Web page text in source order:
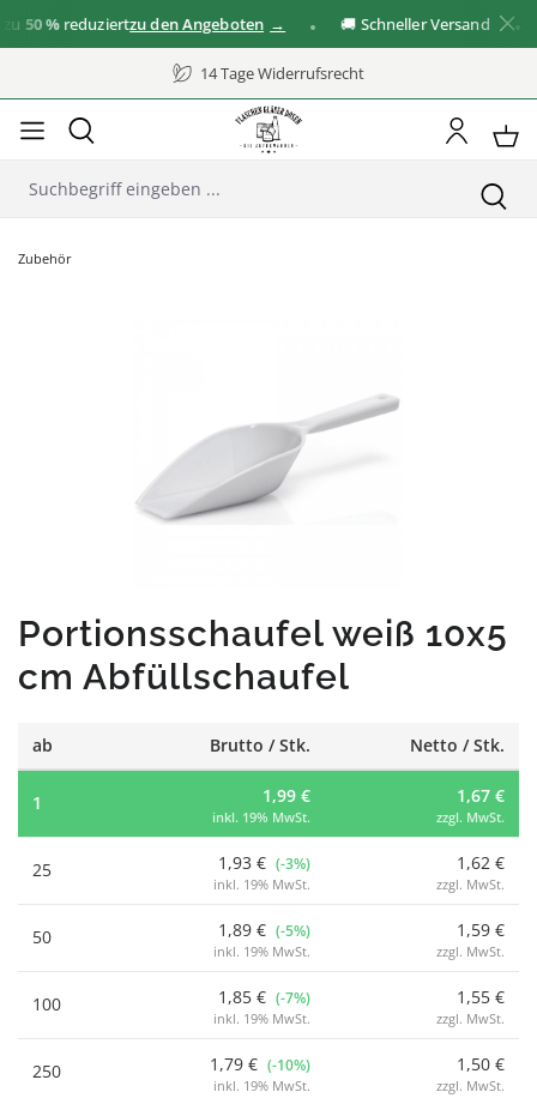
50 % reduziertzu den Angeboten 🚚 Schneller Versand
14 Tage Widerrufsrecht
Zubehör
Portionsschaufel weiß 10x5
cm Abfüllschaufel
ab Brutto / Stk. Netto / Stk.
1 1,99 €
inkl. 19% MwSt.
1,67 €
zzgl. MwSt.
25 1,93 € (-3%)
inkl. 19% MwSt.
1,62 €
zzgl. MwSt.
50 1,89 € (-5%)
inkl. 19% MwSt.
1,59 €
zzgl. MwSt.
100 1,85 € (-7%)
inkl. 19% MwSt.
1,55 €
zzgl. MwSt.
250 1,79 € (-10%)
inkl. 19% MwSt.
1,50 €
zzgl. MwSt.